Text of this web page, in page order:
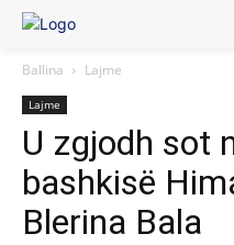
Ballina Lajme
Lajme
U zgjodh sot
bashkisë
Blerina Bala